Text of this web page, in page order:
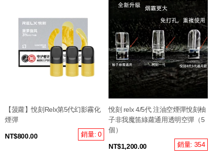
【菠蘿】悅刻Relx第5代幻影霧化
煙彈
NT$800.00 銷量: 0
悅刻 relx 4/5代 注油空煙彈悅刻柚
子非我魔笛綠蘿通用透明空彈（5
個）
NT$1,200.00 銷量: 354